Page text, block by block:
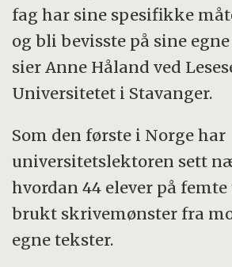
fag har sine spesifikke
og bli bevisste på sine
sier Anne Håland ved
Universitetet i Stavanger.
Som den første i Norge har
universitetslektoren sett
hvordan 44 elever på
brukt skrivemønster fra
egne tekster.